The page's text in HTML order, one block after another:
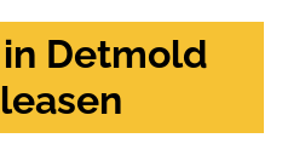
Detmold